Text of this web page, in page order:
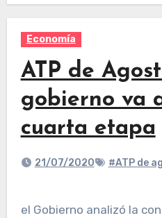
Economía
ATP de
gobierno va
cuarta etapa
21/07/2020 #ATP de
el Gobierno analizó la continuidad del programa